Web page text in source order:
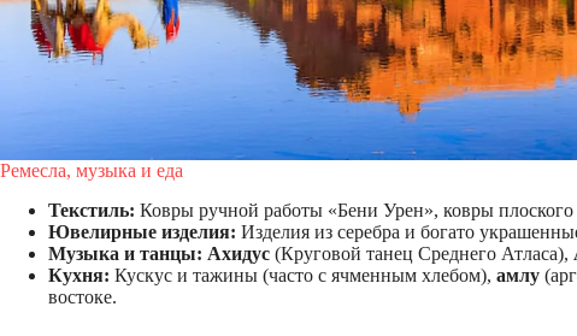
Ремесла, музыка и еда
Текстиль: Ковры ручной работы «Бени Урен», ковры
Ювелирные изделия: Изделия из серебра и богато
Музыка и танцы: Ахидус (Круговой танец Среднего Атласа),
Кухня: Кускус и тажины (часто с ячменным хлебом), амлу
востоке.